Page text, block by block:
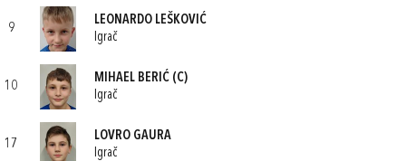
9
LEONARDO LEŠKOVIĆ
Igrač
10
MIHAEL BERIĆ (C)
Igrač
17
LOVRO GAURA
Igrač